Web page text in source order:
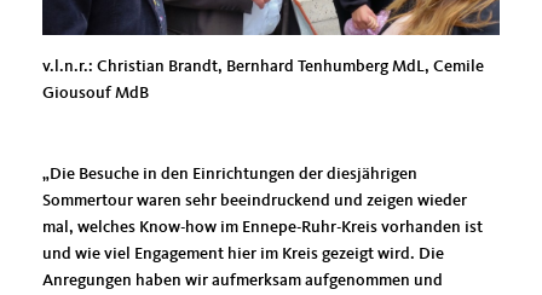
v.l.n.r.: Christian Brandt, Bernhard Tenhumberg MdL, Cemile
Giousouf MdB
Die Besuche in den Einrichtungen der diesjährigen
Sommertour waren sehr beeindruckend und zeigen wieder
mal, welches Know-how im Ennepe-Ruhr-Kreis vorhanden ist
und wie viel Engagement hier im Kreis gezeigt wird. Die
Anregungen haben wir aufmerksam aufgenommen und